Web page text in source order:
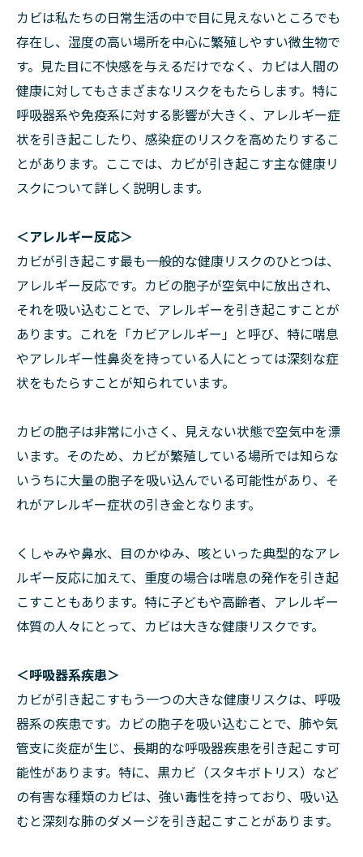
カビは私たちの日常生活の中で目に見えないところでも
存在し、湿度の高い場所を中心に繁殖しやすい微生物で
す。見た目に不快感を与えるだけでなく、カビは人間の
健康に対してもさまざまなリスクをもたらします。特に
呼吸器系や免疫系に対する影響が大きく、アレルギー症
状を引き起こしたり、感染症のリスクを高めたりするこ
とがあります。ここでは、カビが引き起こす主な健康リ
スクについて詳しく説明します。
＜アレルギー反応＞
カビが引き起こす最も一般的な健康リスクのひとつは、
アレルギー反応です。カビの胞子が空気中に放出され、
それを吸い込むことで、アレルギーを引き起こすことが
あります。これを「カビアレルギー」と呼び、特に喘息
やアレルギー性鼻炎を持っている人にとっては深刻な症
状をもたらすことが知られています。
カビの胞子は非常に小さく、見えない状態で空気中を漂
います。そのため、カビが繁殖している場所では知らな
いうちに大量の胞子を吸い込んでいる可能性があり、そ
れがアレルギー症状の引き金となります。
くしゃみや鼻水、目のかゆみ、咳といった典型的なアレ
ルギー反応に加えて、重度の場合は喘息の発作を引き起
こすこともあります。特に子どもや高齢者、アレルギー
体質の人々にとって、カビは大きな健康リスクです。
＜呼吸器系疾患＞
カビが引き起こすもう一つの大きな健康リスクは、呼吸
器系の疾患です。カビの胞子を吸い込むことで、肺や気
管支に炎症が生じ、長期的な呼吸器疾患を引き起こす可
能性があります。特に、黒カビ（スタキボトリス）など
の有害な種類のカビは、強い毒性を持っており、吸い込
むと深刻な肺のダメージを引き起こすことがあります。